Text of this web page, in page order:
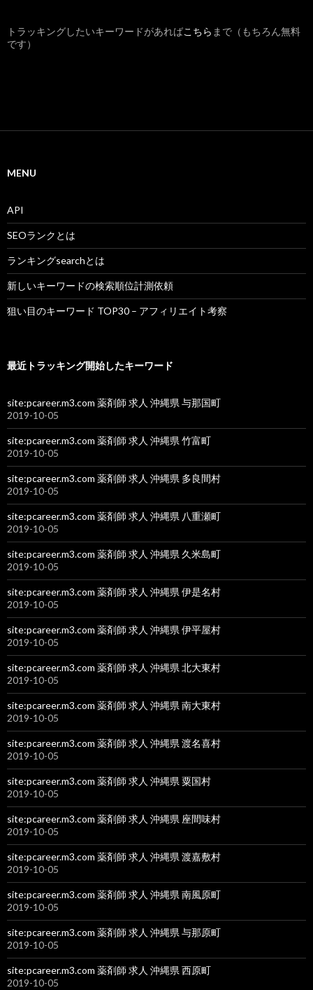
トラッキングしたいキーワードがあればこちら まで（もちろん無料
です）
MENU
API
SEOランクとは
ランキングsearchとは
新しいキーワードの検索順位計測依頼
狙い目のキーワード TOP30 – アフィリエイト考察
最近トラッキング開始したキーワード
site:pcareer.m3.com 薬剤師 求人 沖縄県 与那国町
2019-10-05
site:pcareer.m3.com 薬剤師 求人 沖縄県 竹富町
2019-10-05
site:pcareer.m3.com 薬剤師 求人 沖縄県 多良間村
2019-10-05
site:pcareer.m3.com 薬剤師 求人 沖縄県 八重瀬町
2019-10-05
site:pcareer.m3.com 薬剤師 求人 沖縄県 久米島町
2019-10-05
site:pcareer.m3.com 薬剤師 求人 沖縄県 伊是名村
2019-10-05
site:pcareer.m3.com 薬剤師 求人 沖縄県 伊平屋村
2019-10-05
site:pcareer.m3.com 薬剤師 求人 沖縄県 北大東村
2019-10-05
site:pcareer.m3.com 薬剤師 求人 沖縄県 南大東村
2019-10-05
site:pcareer.m3.com 薬剤師 求人 沖縄県 渡名喜村
2019-10-05
site:pcareer.m3.com 薬剤師 求人 沖縄県 粟国村
2019-10-05
site:pcareer.m3.com 薬剤師 求人 沖縄県 座間味村
2019-10-05
site:pcareer.m3.com 薬剤師 求人 沖縄県 渡嘉敷村
2019-10-05
site:pcareer.m3.com 薬剤師 求人 沖縄県 南風原町
2019-10-05
site:pcareer.m3.com 薬剤師 求人 沖縄県 与那原町
2019-10-05
site:pcareer.m3.com 薬剤師 求人 沖縄県 西原町
2019-10-05